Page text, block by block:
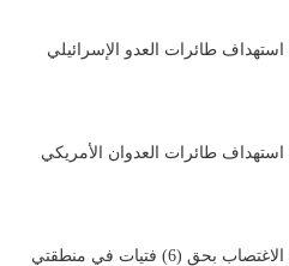
استهداف طائرات العدو الإسرائيلي
استهداف طائرات العدوان الأمريكي
بيان إدانة جريمة الاغتصاب بحق (6) فتيات في منطقتي